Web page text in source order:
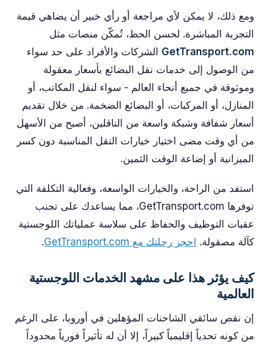
ومع ذلك، لا يمكن لأي مراجعة أو رأي خبير أن يضاهي قيمة
التجربة المباشرة. لحسن الحظ، تُمكّن منصات مثل
GetTransport.com الشركات والأفراد على حد سواء
من الوصول إلى خدمات نقل البضائع بأسعار معقولة
وموثوقة في جميع أنحاء العالم - سواء لنقل المكاتب، أو
المنازل، أو المركبات، أو البضائع الضخمة. من خلال تقديم
أسعار شفافة وشبكة واسعة من الناقلين، أصبح من الأسهل
من أي وقت مضى اختيار خيارات النقل المناسبة دون كسر
الميزانية أو إضاعة الوقت الثمين.
استفد من الراحة، والخيارات الواسعة، وفعالية التكلفة التي
توفرها GetTransport.com، مما يساعدك على تجنب
عقبات التوظيف والحفاظ على سلاسة عملياتك اللوجستية
كآلة مصقولة. احجز رحلتك مع GetTransport.com .
كيف يؤثر هذا على مشهد الخدمات اللوجستية
العالمية
إن نقص سائقي الشاحنات المؤهلين في أوروبا، على الرغم
من كونه تحدياً إقليمياً كبيراً، إلا أن له تأثيراً فورياً محدوداً